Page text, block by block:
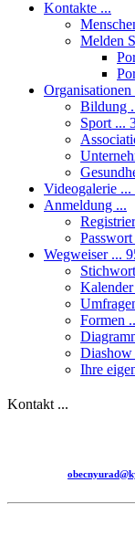
Kontakte ...
Melden
Organisationen
Bildung
Sport ...
Videogalerie ...
Anmeldung ...
Passwort
Wegweiser ...
Kalender
Formen
Diashow
Ihre
Kontakt ...